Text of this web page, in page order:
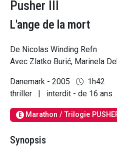
Pusher III
L'ange de la mort
De Nicolas Winding Refn
Avec Zlatko Burić, Marinela
Danemark - 2005
1h42
thriller
| interdit - de 16 ans
E Marathon / Trilogie
Synopsis